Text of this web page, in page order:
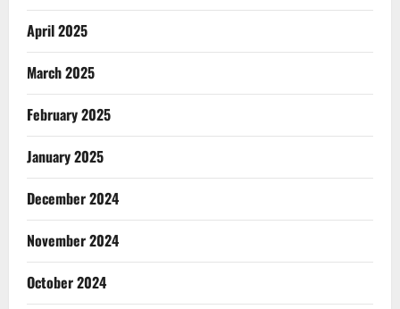
April 2025
March 2025
February 2025
January 2025
December 2024
November 2024
October 2024